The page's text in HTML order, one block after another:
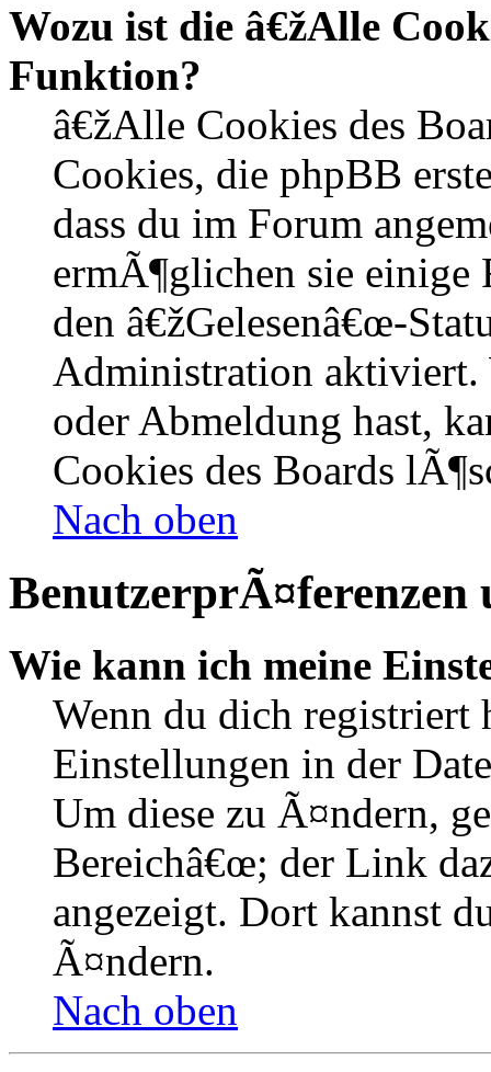
Wozu ist die â€žAlle
Funktion?
â€žAlle Cookies des
Cookies, die phpBB
dass du im Forum
ermÃ¶glichen sie einige
den â€žGelesenâ€œ-
Administration aktiviert.
oder Abmeldung hast,
Cookies des Boards
Nach oben
BenutzerprÃ¤ferenzen
Wie kann ich meine
Wenn du dich registriert
Einstellungen in der
Um diese zu Ã¤ndern,
Bereichâ€œ; der Link
angezeigt. Dort kannst
Ã¤ndern.
Nach oben